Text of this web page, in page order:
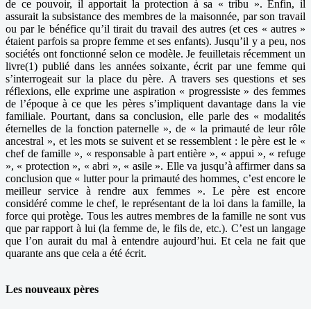
de ce pouvoir, il apportait la protection à sa « tribu ». Enfin, il
assurait la subsistance des membres de la maisonnée, par son travail
ou par le bénéfice qu’il tirait du travail des autres (et ces « autres »
étaient parfois sa propre femme et ses enfants). Jusqu’il y a peu, nos
sociétés ont fonctionné selon ce modèle. Je feuilletais récemment un
livre(1) publié dans les années soixante, écrit par une femme qui
s’interrogeait sur la place du père. A travers ses questions et ses
réflexions, elle exprime une aspiration « progressiste » des femmes
de l’époque à ce que les pères s’impliquent davantage dans la vie
familiale. Pourtant, dans sa conclusion, elle parle des « modalités
éternelles de la fonction paternelle », de « la primauté de leur rôle
ancestral », et les mots se suivent et se ressemblent : le père est le «
chef de famille », « responsable à part entière », « appui », « refuge
», « protection », « abri », « asile ». Elle va jusqu’à affirmer dans sa
conclusion que « lutter pour la primauté des hommes, c’est encore le
meilleur service à rendre aux femmes ». Le père est encore
considéré comme le chef, le représentant de la loi dans la famille, la
force qui protège. Tous les autres membres de la famille ne sont vus
que par rapport à lui (la femme de, le fils de, etc.). C’est un langage
que l’on aurait du mal à entendre aujourd’hui. Et cela ne fait que
quarante ans que cela a été écrit.
Les nouveaux pères